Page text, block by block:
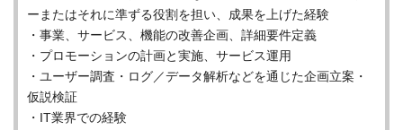
ーまたはそれに準ずる役割を担い、成果を上げた経験
・事業、サービス、機能の改善企画、詳細要件定義
・プロモーションの計画と実施、サービス運用
・ユーザー調査・ログ／データ解析などを通じた企画立案・
仮説検証
・IT業界での経験